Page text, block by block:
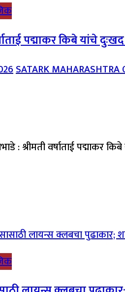
पद्माकर किबे यांचे
SATARK MAHARASHTRA
: श्रीमती वर्षाताई पद्माकर